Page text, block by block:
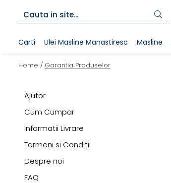
Carti Ulei Masline Manastiresc Masline
Home / Garantia Produselor
Ajutor
Cum Cumpar
Informatii Livrare
Termeni si Conditii
Despre noi
FAQ